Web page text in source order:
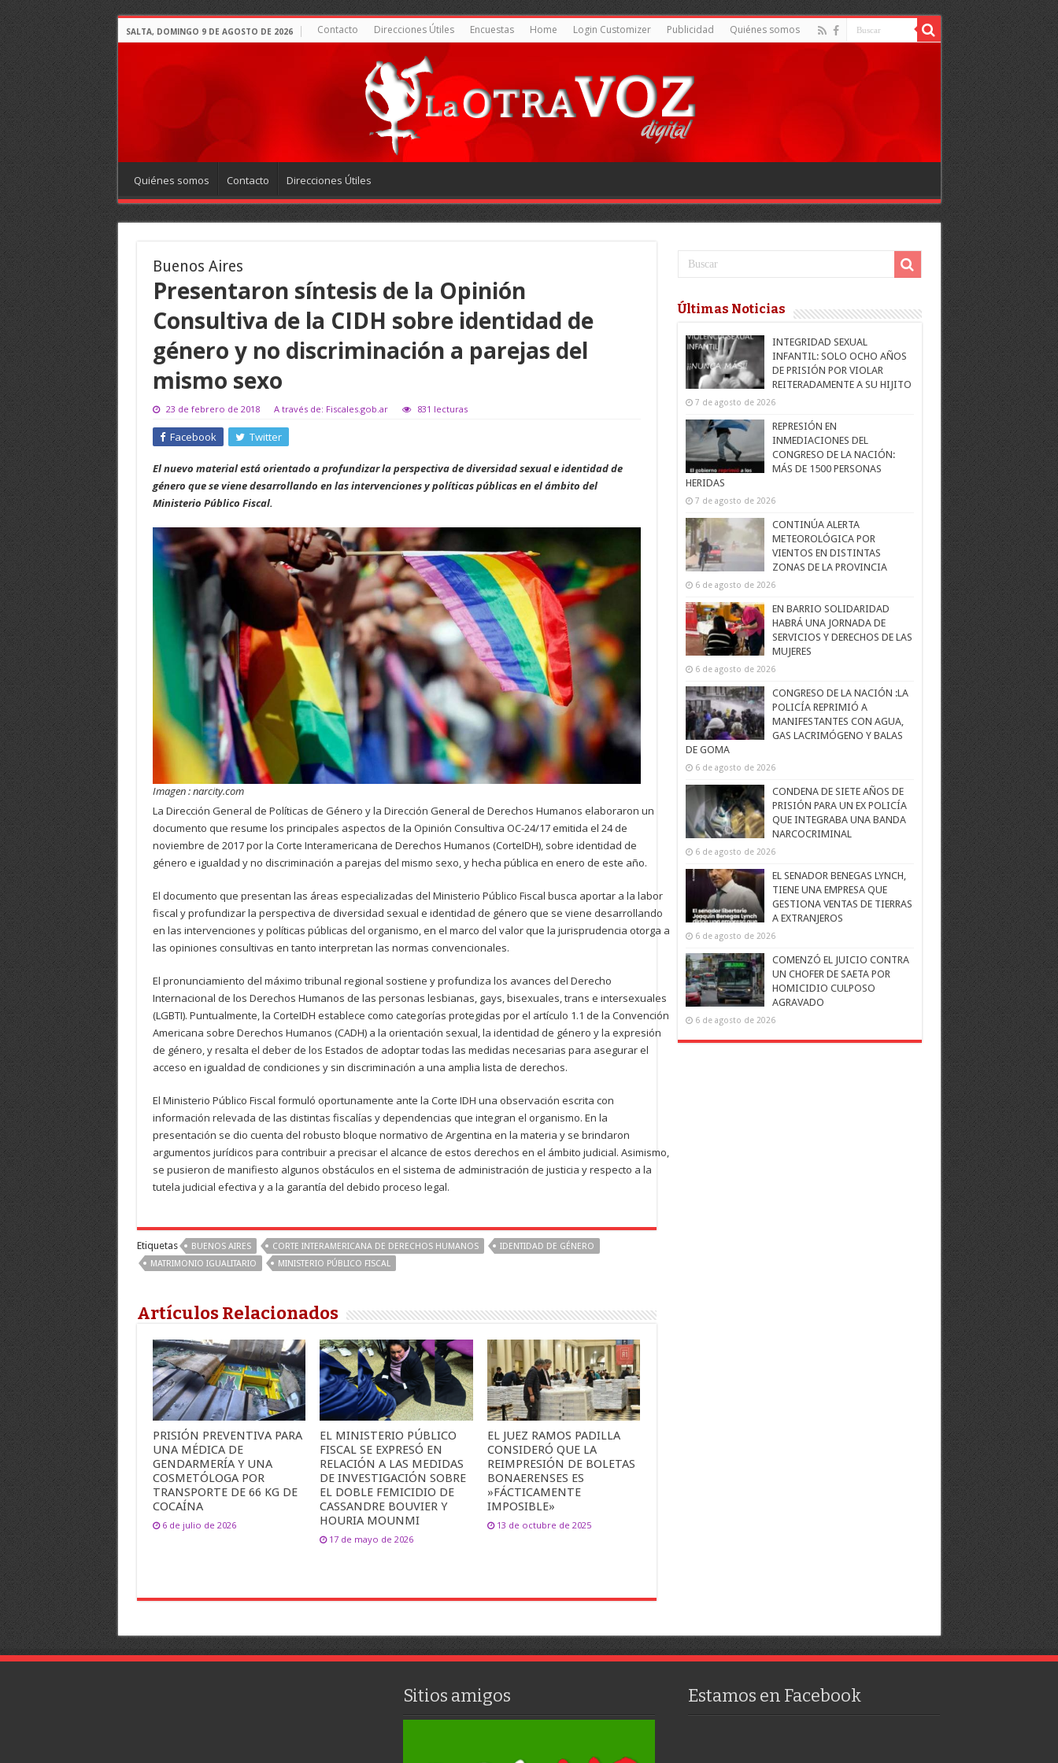
SALTA, DOMINGO 9 DE AGOSTO DE 2026 Contacto Direcciones Útiles Encuestas Home Login Customizer Publicidad Quiénes somos
Quiénes somos Contacto Direcciones Útiles
Buenos Aires
Presentaron síntesis de la Opinión
Consultiva de la CIDH sobre identidad de
género y no discriminación a parejas del
mismo sexo
23 de febrero de 2018 A través de: Fiscales.gob.ar 831 lecturas
Facebook Twitter
El nuevo material está orientado a profundizar la perspectiva de diversidad sexual e identidad de
género que se viene desarrollando en las intervenciones y políticas públicas en el ámbito del
Ministerio Público Fiscal.
Imagen : narcity.com
La Dirección General de Políticas de Género y la Dirección General de Derechos Humanos elaboraron un
documento que resume los principales aspectos de la Opinión Consultiva OC-24/17 emitida el 24 de
noviembre de 2017 por la Corte Interamericana de Derechos Humanos (CorteIDH), sobre identidad de
género e igualdad y no discriminación a parejas del mismo sexo, y hecha pública en enero de este año.
El documento que presentan las áreas especializadas del Ministerio Público Fiscal busca aportar a la labor
fiscal y profundizar la perspectiva de diversidad sexual e identidad de género que se viene desarrollando
en las intervenciones y políticas públicas del organismo, en el marco del valor que la jurisprudencia otorga a
las opiniones consultivas en tanto interpretan las normas convencionales.
El pronunciamiento del máximo tribunal regional sostiene y profundiza los avances del Derecho
Internacional de los Derechos Humanos de las personas lesbianas, gays, bisexuales, trans e intersexuales
(LGBTI). Puntualmente, la CorteIDH establece como categorías protegidas por el artículo 1.1 de la Convención
Americana sobre Derechos Humanos (CADH) a la orientación sexual, la identidad de género y la expresión
de género, y resalta el deber de los Estados de adoptar todas las medidas necesarias para asegurar el
acceso en igualdad de condiciones y sin discriminación a una amplia lista de derechos.
El Ministerio Público Fiscal formuló oportunamente ante la Corte IDH una observación escrita con
información relevada de las distintas fiscalías y dependencias que integran el organismo. En la
presentación se dio cuenta del robusto bloque normativo de Argentina en la materia y se brindaron
argumentos jurídicos para contribuir a precisar el alcance de estos derechos en el ámbito judicial. Asimismo,
se pusieron de manifiesto algunos obstáculos en el sistema de administración de justicia y respecto a la
tutela judicial efectiva y a la garantía del debido proceso legal.
Etiquetas BUENOS AIRES CORTE INTERAMERICANA DE DERECHOS HUMANOS
IDENTIDAD DE GÉNERO
MATRIMONIO IGUALITARIO
MINISTERIO PÚBLICO FISCAL
Artículos Relacionados
PRISIÓN PREVENTIVA PARA
UNA MÉDICA DE
GENDARMERÍA Y UNA
COSMETÓLOGA POR
TRANSPORTE DE 66 KG DE
COCAÍNA
6 de julio de 2026
EL MINISTERIO PÚBLICO
FISCAL SE EXPRESÓ EN
RELACIÓN A LAS MEDIDAS
DE INVESTIGACIÓN SOBRE
EL DOBLE FEMICIDIO DE
CASSANDRE BOUVIER Y
HOURIA MOUNMI
17 de mayo de 2026
EL JUEZ RAMOS PADILLA
CONSIDERÓ QUE LA
REIMPRESIÓN DE BOLETAS
BONAERENSES ES
»FÁCTICAMENTE
IMPOSIBLE»
13 de octubre de 2025
Últimas Noticias
INTEGRIDAD SEXUAL
INFANTIL: SOLO OCHO AÑOS
DE PRISIÓN POR VIOLAR
REITERADAMENTE A SU HIJITO
7 de agosto de 2026
REPRESIÓN EN
INMEDIACIONES DEL
CONGRESO DE LA NACIÓN:
MÁS DE 1500 PERSONAS
HERIDAS
7 de agosto de 2026
CONTINÚA ALERTA
METEOROLÓGICA POR
VIENTOS EN DISTINTAS
ZONAS DE LA PROVINCIA
6 de agosto de 2026
EN BARRIO SOLIDARIDAD
HABRÁ UNA JORNADA DE
SERVICIOS Y DERECHOS DE LAS
MUJERES
6 de agosto de 2026
CONGRESO DE LA NACIÓN :LA
POLICÍA REPRIMIÓ A
MANIFESTANTES CON AGUA,
GAS LACRIMÓGENO Y BALAS
DE GOMA
6 de agosto de 2026
CONDENA DE SIETE AÑOS DE
PRISIÓN PARA UN EX POLICÍA
QUE INTEGRABA UNA BANDA
NARCOCRIMINAL
6 de agosto de 2026
EL SENADOR BENEGAS LYNCH,
TIENE UNA EMPRESA QUE
GESTIONA VENTAS DE TIERRAS
A EXTRANJEROS
6 de agosto de 2026
COMENZÓ EL JUICIO CONTRA
UN CHOFER DE SAETA POR
HOMICIDIO CULPOSO
AGRAVADO
6 de agosto de 2026
Sitios amigos Estamos en Facebook